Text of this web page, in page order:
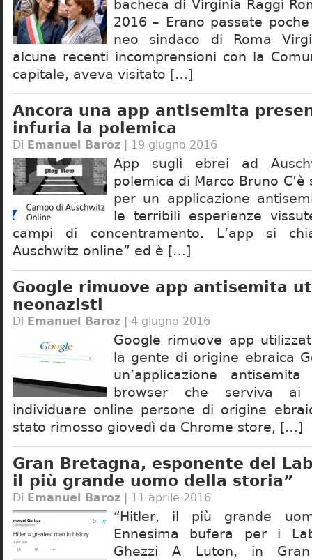
bacheca di Virginia Raggi
2016 – Erano passate
neo sindaco di Roma
alcune recenti incomprensioni con la
capitale, aveva visitato […]
Ancora una app antisemita
infuria la polemica
Di Emanuel Baroz | 19 giugno 2016
App sugli ebrei ad
polemica di Marco Bruno
per un applicazione
le terribili esperienze
campi di concentramento. L’app si
Auschwitz online” ed è […]
Google rimuove app antisemita
neonazisti
Di Emanuel Baroz | 4 giugno 2016
Google rimuove app
la gente di origine ebraica
un’applicazione
browser che serviva ai
individuare online persone di origine
stato rimosso giovedì da Chrome store, […]
Gran Bretagna, esponente del
il più grande uomo della storia”
Di Emanuel Baroz | 11 aprile 2016
“Hitler, il più grande
Ennesima bufera per i
Ghezzi A Luton, in